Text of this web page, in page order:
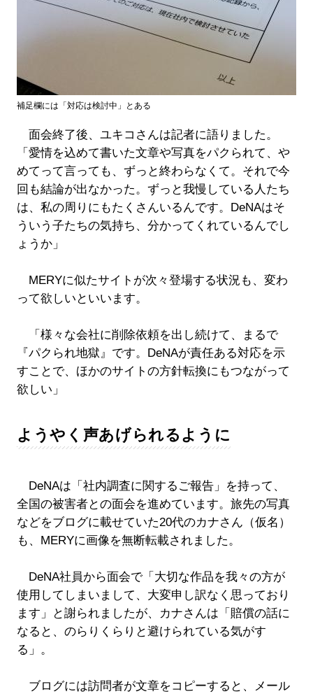
補足欄には「対応は検討中」とある
面会終了後、ユキコさんは記者に語りました。
「愛情を込めて書いた文章や写真をパクられて、や
めてって言っても、ずっと終わらなくて。それで今
回も結論が出なかった。ずっと我慢している人たち
は、私の周りにもたくさんいるんです。DeNAはそ
ういう子たちの気持ち、分かってくれているんでし
ょうか」
MERYに似たサイトが次々登場する状況も、変わ
って欲しいといいます。
「様々な会社に削除依頼を出し続けて、まるで
『パクられ地獄』です。DeNAが責任ある対応を示
すことで、ほかのサイトの方針転換にもつながって
欲しい」
ようやく声あげられるように
DeNAは「社内調査に関するご報告」を持って、
全国の被害者との面会を進めています。旅先の写真
などをブログに載せていた20代のカナさん（仮名）
も、MERYに画像を無断転載されました。
DeNA社員から面会で「大切な作品を我々の方が
使用してしまいまして、大変申し訳なく思っており
ます」と謝られましたが、カナさんは「賠償の話に
なると、のらりくらりと避けられている気がす
る」。
ブログには訪問者が文章をコピーすると、メール